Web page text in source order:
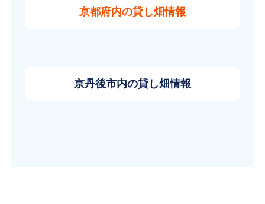
京都府内の貸し畑情報
京丹後市内の貸し畑情報